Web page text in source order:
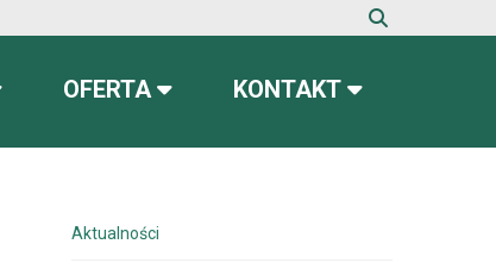
OFERTA KONTAKT
Aktualności